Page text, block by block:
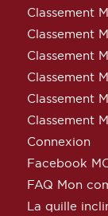
Classement
Classement
Classement
Classement
Classement
Classement
Connexion
Facebook
FAQ Mon
La quille